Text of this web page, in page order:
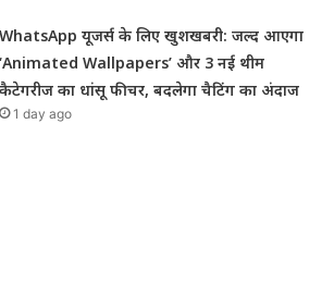
WhatsApp यूजर्स के लिए खुशखबरी: जल्द आएगा
‘Animated Wallpapers’ और 3 नई थीम
कैटेगरीज का धांसू फीचर, बदलेगा चैटिंग का अंदाज
1 day ago